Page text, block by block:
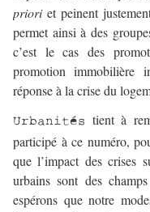
priori et peinent
permet ainsi à des
c’est le cas des
promotion immobilière
réponse à la crise du
Urbanités tient à
participé à ce numéro,
que l’impact des crises
urbains sont des
espérons que notre